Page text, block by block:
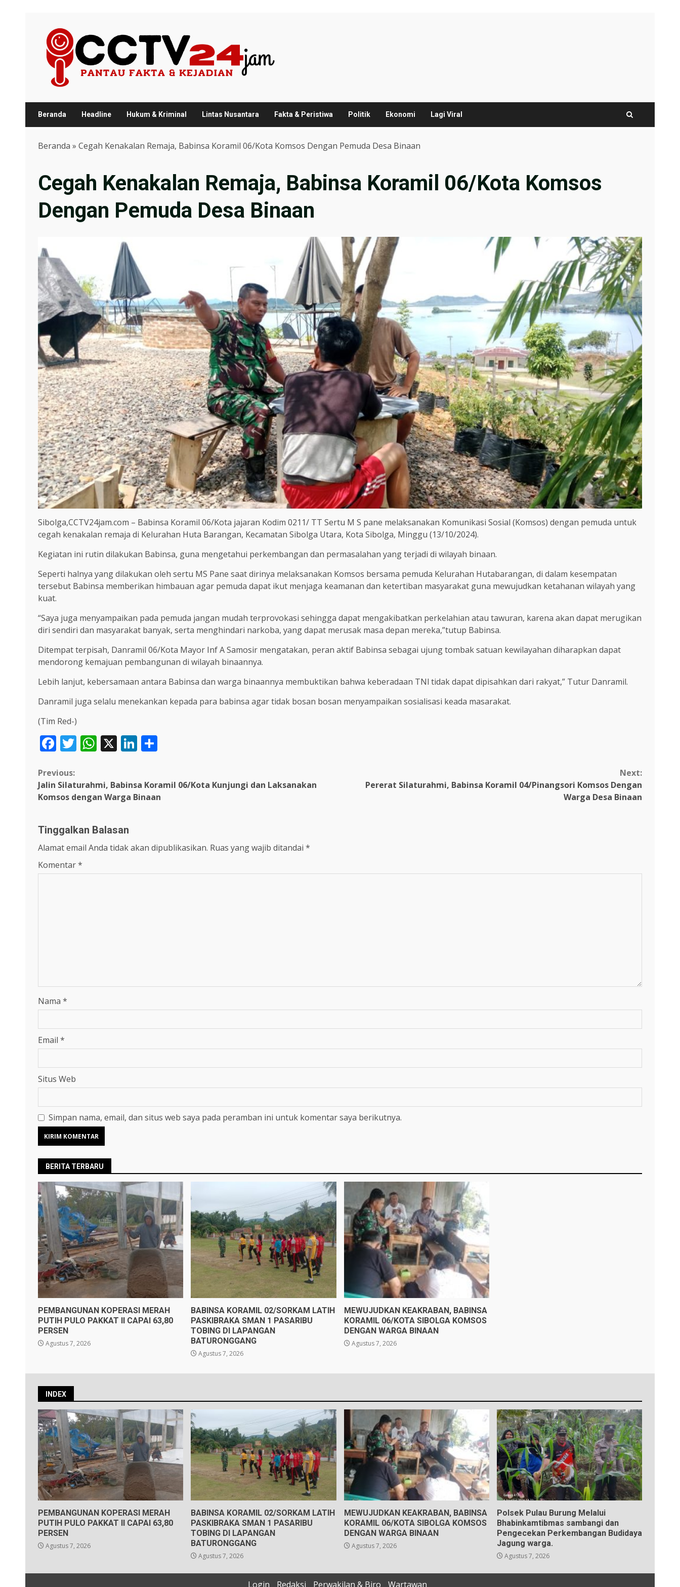
content
Beranda Headline Hukum & Kriminal Lintas Nusantara Fakta & Peristiwa Politik Ekonomi Lagi Viral
Beranda » Cegah Kenakalan Remaja, Babinsa Koramil 06/Kota Komsos Dengan Pemuda Desa Binaan
Cegah Kenakalan Remaja, Babinsa Koramil 06/Kota Komsos
Dengan Pemuda Desa Binaan
Sibolga,CCTV24jam.com – Babinsa Koramil 06/Kota jajaran Kodim 0211/ TT Sertu M S pane melaksanakan Komunikasi Sosial (Komsos) dengan pemuda untuk
cegah kenakalan remaja di Kelurahan Huta Barangan, Kecamatan Sibolga Utara, Kota Sibolga, Minggu (13/10/2024).
Kegiatan ini rutin dilakukan Babinsa, guna mengetahui perkembangan dan permasalahan yang terjadi di wilayah binaan.
Seperti halnya yang dilakukan oleh sertu MS Pane saat dirinya melaksanakan Komsos bersama pemuda Kelurahan Hutabarangan, di dalam kesempatan
tersebut Babinsa memberikan himbauan agar pemuda dapat ikut menjaga keamanan dan ketertiban masyarakat guna mewujudkan ketahanan wilayah yang
kuat.
“Saya juga menyampaikan pada pemuda jangan mudah terprovokasi sehingga dapat mengakibatkan perkelahian atau tawuran, karena akan dapat merugikan
diri sendiri dan masyarakat banyak, serta menghindari narkoba, yang dapat merusak masa depan mereka,”tutup Babinsa.
Ditempat terpisah, Danramil 06/Kota Mayor Inf A Samosir mengatakan, peran aktif Babinsa sebagai ujung tombak satuan kewilayahan diharapkan dapat
mendorong kemajuan pembangunan di wilayah binaannya.
Lebih lanjut, kebersamaan antara Babinsa dan warga binaannya membuktikan bahwa keberadaan TNl tidak dapat dipisahkan dari rakyat,” Tutur Danramil.
Danramil juga selalu menekankan kepada para babinsa agar tidak bosan bosan menyampaikan sosialisasi keada masarakat.
(Tim Red-)
Facebook
Twitter
WhatsApp
X LinkedIn
Continue
Reading
Previous:
Jalin Silaturahmi, Babinsa Koramil 06/Kota Kunjungi dan Laksanakan
Komsos dengan Warga Binaan
Next:
Pererat Silaturahmi, Babinsa Koramil 04/Pinangsori Komsos Dengan
Warga Desa Binaan
Tinggalkan Balasan
Alamat email Anda tidak akan dipublikasikan. Ruas yang wajib ditandai *
Komentar*
Nama *
Email *
Situs Web
Simpan nama, email, dan situs web saya pada peramban ini untuk komentar saya berikutnya.
BERITA TERBARU
PEMBANGUNAN KOPERASI MERAH
PUTIH PULO PAKKAT II CAPAI 63,80
PERSEN
Agustus 7, 2026
BABINSA KORAMIL 02/SORKAM LATIH
PASKIBRAKA SMAN 1 PASARIBU
TOBING DI LAPANGAN
BATURONGGANG
Agustus 7, 2026
MEWUJUDKAN KEAKRABAN, BABINSA
KORAMIL 06/KOTA SIBOLGA KOMSOS
DENGAN WARGA BINAAN
Agustus 7, 2026
INDEX
PEMBANGUNAN KOPERASI MERAH
PUTIH PULO PAKKAT II CAPAI 63,80
PERSEN
Agustus 7, 2026
BABINSA KORAMIL 02/SORKAM LATIH
PASKIBRAKA SMAN 1 PASARIBU
TOBING DI LAPANGAN
BATURONGGANG
Agustus 7, 2026
MEWUJUDKAN KEAKRABAN, BABINSA
KORAMIL 06/KOTA SIBOLGA KOMSOS
DENGAN WARGA BINAAN
Agustus 7, 2026
Polsek Pulau Burung Melalui
Bhabinkamtibmas sambangi dan
Pengecekan Perkembangan Budidaya
Jagung warga.
Agustus 7, 2026
Login Redaksi Perwakilan & Biro Wartawan